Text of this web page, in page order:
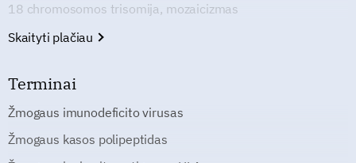
18 chromosomos trisomija, mozaicizmas
Skaityti plačiau
Terminai
Žmogaus imunodeficito virusas
Žmogaus kasos polipeptidas